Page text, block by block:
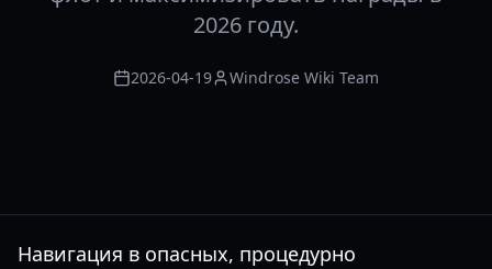
2026 году.
2026-04-19 Windrose Wiki Team
Навигация в опасных, процедурно